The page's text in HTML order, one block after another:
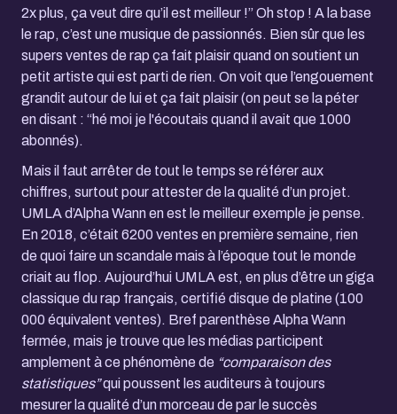
2x plus, ça veut dire qu’il est meilleur !” Oh stop ! A la base
le rap, c’est une musique de passionnés. Bien sûr que les
supers ventes de rap ça fait plaisir quand on soutient un
petit artiste qui est parti de rien. On voit que l’engouement
grandit autour de lui et ça fait plaisir (on peut se la péter
en disant : “hé moi je l'écoutais quand il avait que 1000
abonnés).
Mais il faut arrêter de tout le temps se référer aux
chiffres, surtout pour attester de la qualité d’un projet.
UMLA d’Alpha Wann en est le meilleur exemple je pense.
En 2018, c’était 6200 ventes en première semaine, rien
de quoi faire un scandale mais à l’époque tout le monde
criait au flop. Aujourd’hui UMLA est, en plus d’être un giga
classique du rap français, certifié disque de platine (100
000 équivalent ventes). Bref parenthèse Alpha Wann
fermée, mais je trouve que les médias participent
amplement à ce phénomène de “comparaison des
statistiques”qui poussent les auditeurs à toujours
mesurer la qualité d’un morceau de par le succès